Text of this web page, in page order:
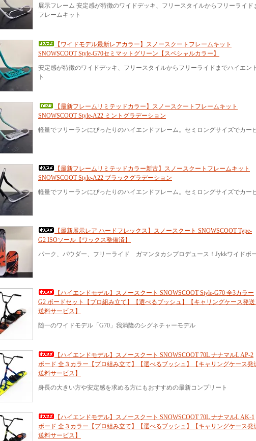
展示フレーム 安定感が特徴のワイドデッキ、フリースタイルからフリーライド
フレームキット
【ワイドモデル最新レアカラー】スノースクートフレームキット
SNOWSCOOT Style-G70セミマットグリーン【スペシャルカラー】
安定感が特徴のワイドデッキ、フリースタイルからフリーライドまでハイエン
ト
【最新フレームリミテッドカラー】スノースクートフレームキット
SNOWSCOOT Style-A22 ミントグラデーション
軽量でフリーランにぴったりのハイエンドフレーム。セミロングサイズでカー
【最新フレームリミテッドカラー新古】スノースクートフレームキット
SNOWSCOOT Style-A22 ブラックグラデーション
軽量でフリーランにぴったりのハイエンドフレーム。セミロングサイズでカー
【最新展示レア ハードフレックス】スノースクート SNOWSCOOT Type-
G2 ISOソール【ワックス整備済】
パーク、パウダー、フリーライド ガマンタカシプロデュース！Jykkワイドボー
【ハイエンドモデル】スノースクート SNOWSCOOT Style-G70 全3カラー
G2 ボードセット【プロ組み立て】【選べるブッシュ】【キャリングケース発送
送料サービス】
随一のワイドモデル「G70」我満隆のシグネチャーモデル
【ハイエンドモデル】スノースクート SNOWSCOOT 70L ナナマルL AP-2
ボード 全３カラー【プロ組み立て】【選べるブッシュ】【キャリングケース発
送料サービス】
身長の大きい方や安定感を求める方にもおすすめの最新コンプリート
【ハイエンドモデル】スノースクート SNOWSCOOT 70L ナナマルL AK-1
ボード 全３カラー【プロ組み立て】【選べるブッシュ】【キャリングケース発
送料サービス】